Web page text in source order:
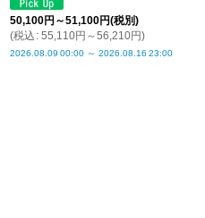
50,100円 ～51,100円(税別)
(税込 : 55,110円 ～56,210円)
2026.08.09 00:00 ～ 2026.08.16 23:00